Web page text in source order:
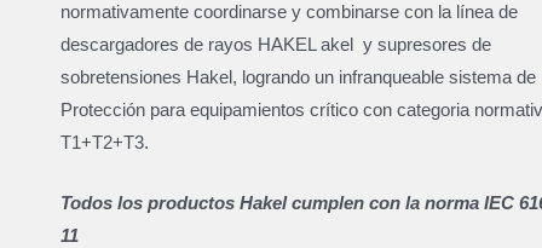
normativamente coordinarse y combinarse con la línea de
descargadores de rayos HAKEL akel y supresores de
sobretensiones Hakel, logrando un infranqueable sistema de
Protección para equipamientos crítico con categoria
T1+T2+T3.
Todos los productos Hakel cumplen con la norma IEC
11